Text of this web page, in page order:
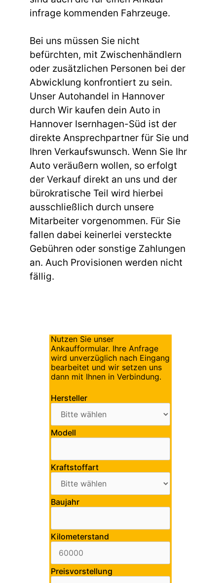
infrage kommenden Fahrzeuge.
Bei uns müssen Sie nicht
befürchten, mit Zwischenhändlern
oder zusätzlichen Personen bei der
Abwicklung konfrontiert zu sein.
Unser Autohandel in Hannover
durch Wir kaufen dein Auto in
Hannover Isernhagen-Süd ist der
direkte Ansprechpartner für Sie und
Ihren Verkaufswunsch. Wenn Sie Ihr
Auto veräußern wollen, so erfolgt
der Verkauf direkt an uns und der
bürokratische Teil wird hierbei
ausschließlich durch unsere
Mitarbeiter vorgenommen. Für Sie
fallen dabei keinerlei versteckte
Gebühren oder sonstige Zahlungen
an. Auch Provisionen werden nicht
fällig.
Nutzen Sie unser
Ankaufformular. Ihre Anfrage
wird unverzüglich nach Eingang
bearbeitet und wir setzen uns
dann mit Ihnen in Verbindung.
Hersteller
Modell
Kraftstoffart
Baujahr
Kilometerstand
Preisvorstellung